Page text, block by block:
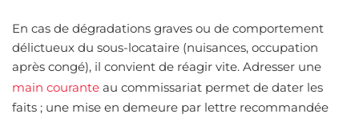
En cas de dégradations graves ou de comportement
délictueux du sous-locataire (nuisances, occupation
après congé), il convient de réagir vite. Adresser une
main courante au commissariat permet de dater les
faits ; une mise en demeure par lettre recommandée